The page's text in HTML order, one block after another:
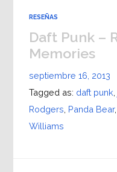
RESEÑAS
Daft Punk –
Memories
septiembre 16, 2013
Tagged as: daft punk
Rodgers Panda Bear,
Williams